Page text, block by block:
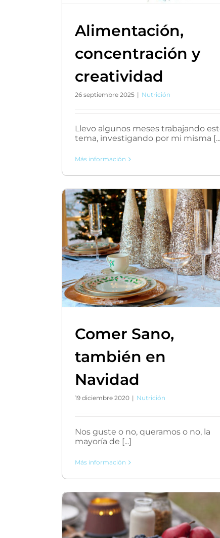
Alimentación,
concentración y
creatividad
26 septiembre 2025 | Nutrición
Llevo algunos meses trabajando
tema, investigando por mi misma
Más información
Comer Sano,
también en
Navidad
19 diciembre 2020 | Nutrición
Nos guste o no, queramos o no, la
mayoría de [...]
Más información